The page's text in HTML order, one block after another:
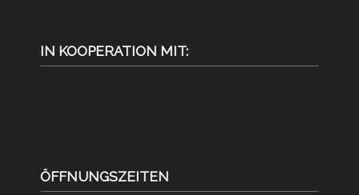
IN KOOPERATION MIT:
ÖFFNUNGSZEITEN